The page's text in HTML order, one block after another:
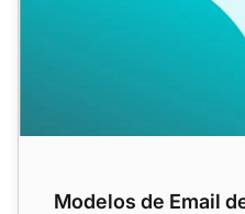
Modelos de Email